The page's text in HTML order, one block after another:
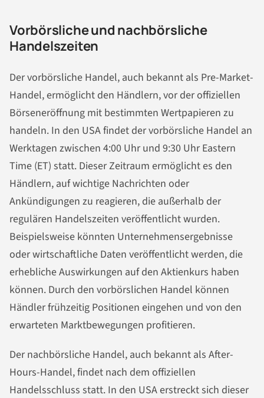
Vorbörsliche und nachbörsliche
Handelszeiten
Der vorbörsliche Handel, auch bekannt als Pre-Market-
Handel, ermöglicht den Händlern, vor der offiziellen
Börseneröffnung mit bestimmten Wertpapieren zu
handeln. In den USA findet der vorbörsliche Handel an
Werktagen zwischen 4:00 Uhr und 9:30 Uhr Eastern
Time (ET) statt. Dieser Zeitraum ermöglicht es den
Händlern, auf wichtige Nachrichten oder
Ankündigungen zu reagieren, die außerhalb der
regulären Handelszeiten veröffentlicht wurden.
Beispielsweise könnten Unternehmensergebnisse
oder wirtschaftliche Daten veröffentlicht werden, die
erhebliche Auswirkungen auf den Aktienkurs haben
können. Durch den vorbörslichen Handel können
Händler frühzeitig Positionen eingehen und von den
erwarteten Marktbewegungen profitieren.
Der nachbörsliche Handel, auch bekannt als After-
Hours-Handel, findet nach dem offiziellen
Handelsschluss statt. In den USA erstreckt sich dieser